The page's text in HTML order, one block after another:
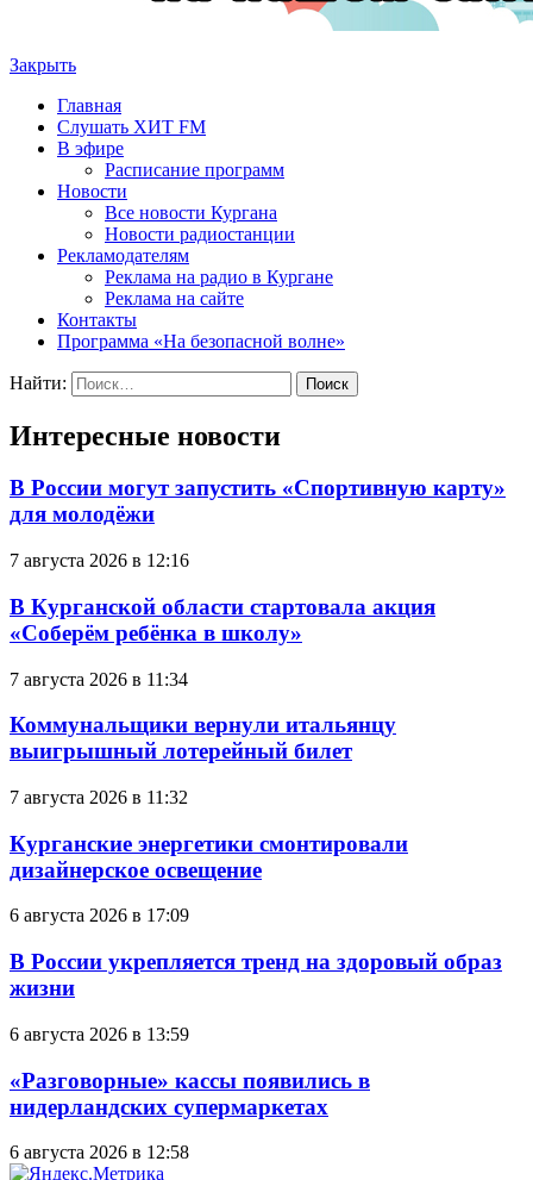
Закрыть
Главная
Слушать ХИТ FM
В эфире
Расписание программ
Новости
Все новости Кургана
Новости радиостанции
Рекламодателям
Реклама на радио в Кургане
Реклама на сайте
Контакты
Программа «На безопасной волне»
Найти:
Интересные новости
В России могут запустить «Спортивную карту»
для молодёжи
7 августа 2026 в 12:16
В Курганской области стартовала акция
«Соберём ребёнка в школу»
7 августа 2026 в 11:34
Коммунальщики вернули итальянцу
выигрышный лотерейный билет
7 августа 2026 в 11:32
Курганские энергетики смонтировали
дизайнерское освещение
6 августа 2026 в 17:09
В России укрепляется тренд на здоровый образ
жизни
6 августа 2026 в 13:59
«Разговорные» кассы появились в
нидерландских супермаркетах
6 августа 2026 в 12:58